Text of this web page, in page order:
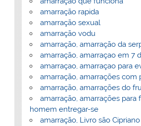
amarração rapida
amarração sexual
amarração vodu
amarração, amarração da
amarração, amarraçao em 7
amarraçao, amarraçao para
amarração, amarrações com
amarração, amarrações do
amarração, amarrações para
homem entregar-se
amarração, Livro são Cipriano